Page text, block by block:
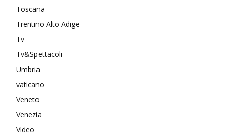
Toscana
Trentino Alto Adige
Tv
Tv&Spettacoli
Umbria
vaticano
Veneto
Venezia
Video